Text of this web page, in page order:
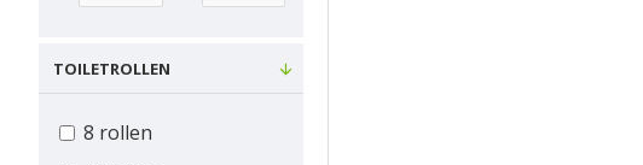
TOILETROLLEN
8 rollen